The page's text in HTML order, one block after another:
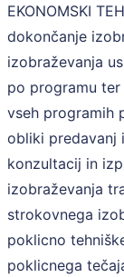
EKONOMSKI
dokončanje
izobraževanja
po programu
vseh programih
obliki predavanj
konzultacij in
izobraževanja
strokovnega
poklicno
poklicnega